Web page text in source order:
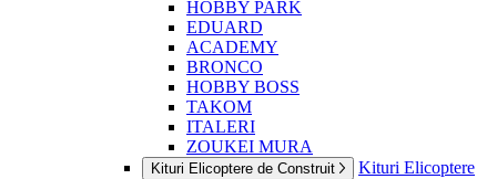
HOBBY PARK
EDUARD
ACADEMY
BRONCO
HOBBY BOSS
TAKOM
ITALERI
ZOUKEI MURA
Kituri Elicoptere de Construit
Kituri Elicoptere